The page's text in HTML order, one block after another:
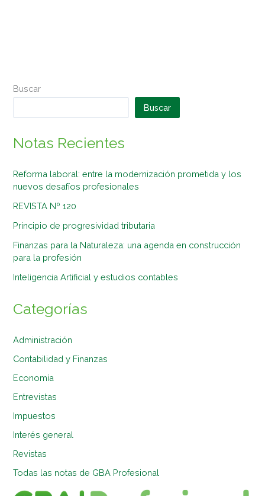
Buscar
Buscar
Notas Recientes
Reforma laboral: entre la modernización prometida y los
nuevos desafíos profesionales
REVISTA Nº 120
Principio de progresividad tributaria
Finanzas para la Naturaleza: una agenda en construcción
para la profesión
Inteligencia Artificial y estudios contables
Categorías
Administración
Contabilidad y Finanzas
Economía
Entrevistas
Impuestos
Interés general
Revistas
Todas las notas de GBA Profesional